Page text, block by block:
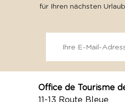
für Ihren nächsten
Office de Tourisme
11-13 Route Bleue